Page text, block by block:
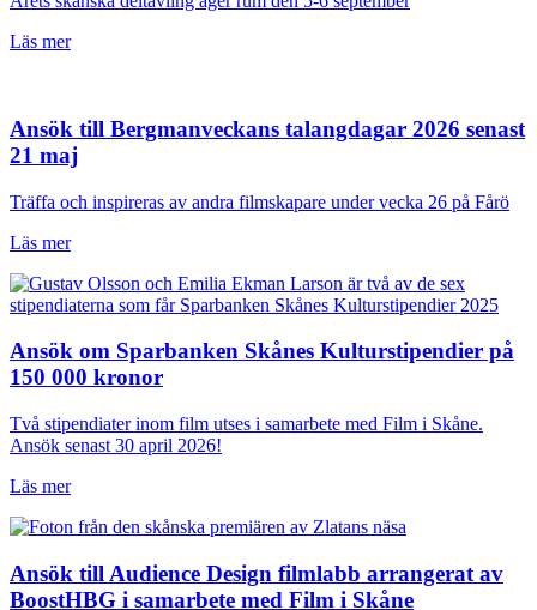
Läs mer
Ansök till Bergmanveckans talangdagar 2026 senast
21 maj
Träffa och inspireras av andra filmskapare under vecka 26 på Fårö
Läs mer
Ansök om Sparbanken Skånes Kulturstipendier på
150 000 kronor
Två stipendiater inom film utses i samarbete med Film i Skåne.
Ansök senast 30 april 2026!
Läs mer
Ansök till Audience Design filmlabb arrangerat av
BoostHBG i samarbete med Film i Skåne